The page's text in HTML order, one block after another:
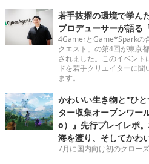
若手抜擢の環境で学
プロデューサーが語る
4GamerとGame*Sparkの
クエスト」の第4回が東京
されました。このイベン
ドを若手クリエイターに
ます。
かわいい生き物と"ひ
ター収集オープンワー
o）』先行プレイレポ
海を渡り、そしてかわ
7月に国内向け初のクロー